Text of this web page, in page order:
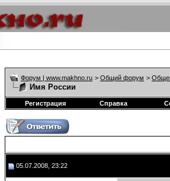
Форум | www.makhno.ru > Общий форум >
Имя России
Регистрация Справка
05.07.2008, 23:22